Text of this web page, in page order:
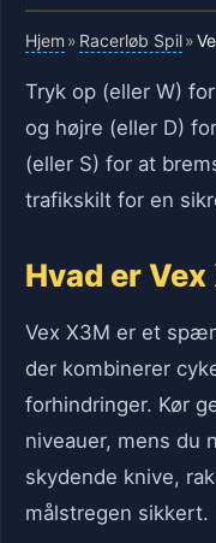
Hjem » Racerløb Spil»
Tryk op (eller W)
og højre (eller D)
(eller S) for at
trafikskilt for en
Hvad er Vex
Vex X3M er et
der kombinerer
forhindringer. Kør
niveauer, mens du
skydende knive,
målstregen sikkert.